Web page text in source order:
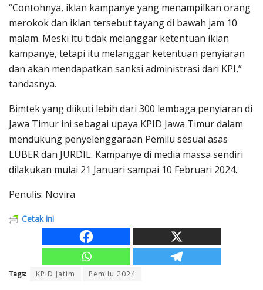
“Contohnya, iklan kampanye yang menampilkan orang
merokok dan iklan tersebut tayang di bawah jam 10
malam. Meski itu tidak melanggar ketentuan iklan
kampanye, tetapi itu melanggar ketentuan penyiaran
dan akan mendapatkan sanksi administrasi dari KPI,”
tandasnya.
Bimtek yang diikuti lebih dari 300 lembaga penyiaran di
Jawa Timur ini sebagai upaya KPID Jawa Timur dalam
mendukung penyelenggaraan Pemilu sesuai asas
LUBER dan JURDIL. Kampanye di media massa sendiri
dilakukan mulai 21 Januari sampai 10 Februari 2024.
Penulis: Novira
Cetak ini
Tags: KPID Jatim Pemilu 2024